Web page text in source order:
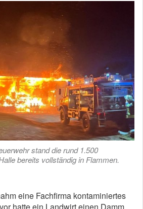
stand die rund 1.500
bereits vollständig in Flammen.
eine Fachfirma kontaminiertes